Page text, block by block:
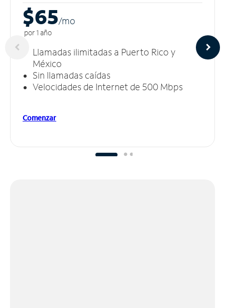
$65/mo
por 1 año
Llamadas ilimitadas a Puerto Rico y
México
Sin llamadas caídas
Velocidades de Internet de 500 Mbps
Comenzar